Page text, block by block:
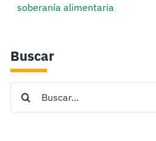
soberanía alimentaria
Buscar
Search
for: